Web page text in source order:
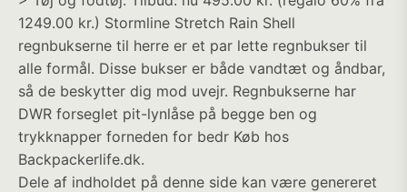
1249.00 kr.) Stormline Stretch Rain Shell
regnbukserne til herre er et par lette regnbukser til
alle formål. Disse bukser er både vandtæt og åndbar,
så de beskytter dig mod uvejr. Regnbukserne har
DWR forseglet pit-lynlåse på begge ben og
trykknapper forneden for bedr Køb hos
Backpackerlife.dk.
Dele af indholdet på denne side kan være genereret